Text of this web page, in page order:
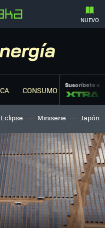
NUEVO
CONSUMO ENERGÉTICO
Suscríbete a
Eclipse Miniserie Japón